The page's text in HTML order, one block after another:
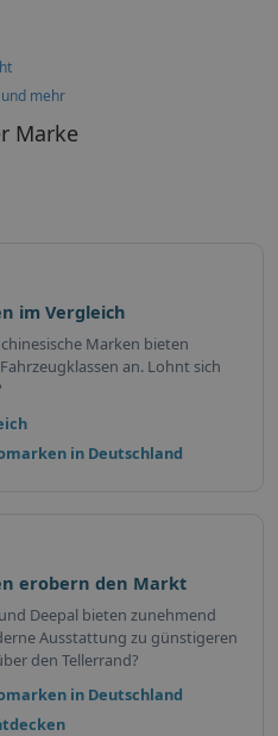
mehr
Marke
im Vergleich
Marken bieten
an. Lohnt sich
in Deutschland
erobern den Markt
Deepal bieten zunehmend
Ausstattung zu günstigeren
den Tellerrand?
in Deutschland